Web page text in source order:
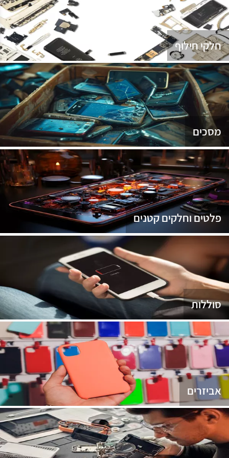
חלקי חילוף
מסכים
פלטים וחלקים קטנים
סוללות
אביזרים